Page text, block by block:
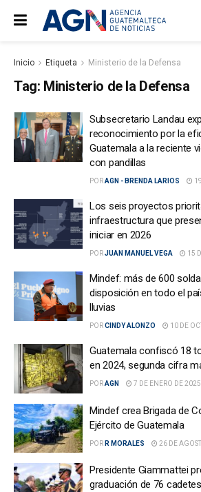
Inicio Etiqueta Ministerio de la Defensa
Tag: Ministerio de la Defensa
Subsecretario Landau
reconocimiento por la
Guatemala a la reciente
con pandillas
PORAGN - BRENDA LARIOS
Los seis proyectos
infraestructura que
iniciar en 2026
PORJUAN MANUEL VEGA 15
Mindef: más de 600
disposición en todo el
lluvias
PORCINDY ALONZO 10 DE
Guatemala confiscó 18
en 2024, segunda cifra
PORAGN 7 DE ENERO DE 2025
Mindef crea Brigada de
Ejército de Guatemala
POR R MORALES 26 DE
Presidente Giammattei
graduación de 76